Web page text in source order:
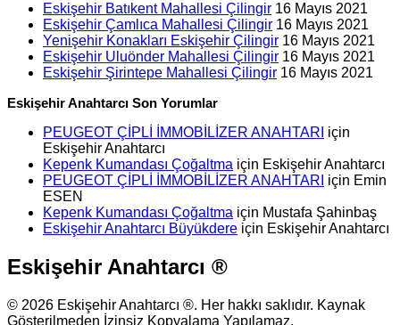
Eskişehir Batıkent Mahallesi Çilingir 16 Mayıs 2021
Eskişehir Çamlıca Mahallesi Çilingir 16 Mayıs 2021
Yenişehir Konakları Eskişehir Çilingir 16 Mayıs 2021
Eskişehir Uluönder Mahallesi Çilingir 16 Mayıs 2021
Eskişehir Şirintepe Mahallesi Çilingir 16 Mayıs 2021
Eskişehir Anahtarcı Son Yorumlar
PEUGEOT ÇİPLİ İMMOBİLİZER ANAHTARI için
Eskişehir Anahtarcı
Kepenk Kumandası Çoğaltma için Eskişehir Anahtarcı
PEUGEOT ÇİPLİ İMMOBİLİZER ANAHTARI için Emin
ESEN
Kepenk Kumandası Çoğaltma için Mustafa Şahinbaş
Eskişehir Anahtarcı Büyükdere için Eskişehir Anahtarcı
Eskişehir Anahtarcı ®
© 2026 Eskişehir Anahtarcı ®. Her hakkı saklıdır. Kaynak
Gösterilmeden İzinsiz Kopyalama Yapılamaz.